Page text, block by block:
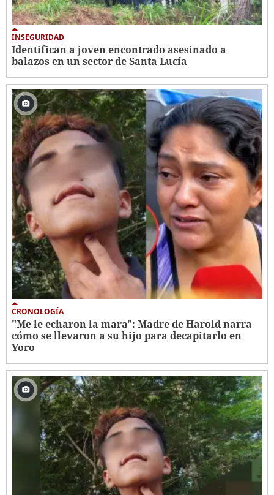
INSEGURIDAD
Identifican a joven encontrado asesinado a
balazos en un sector de Santa Lucía
CRONOLOGÍA
"Me le echaron la mara": Madre de Harold narra
cómo se llevaron a su hijo para decapitarlo en
Yoro